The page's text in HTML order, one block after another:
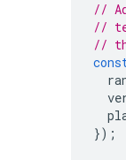
//
//
//
});